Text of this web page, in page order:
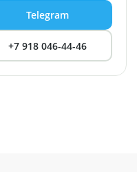
Telegram
+7 918 046-44-46